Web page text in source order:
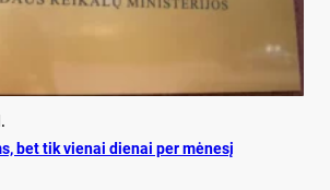
bet tik vie­nai die­nai per mė­ne­sį